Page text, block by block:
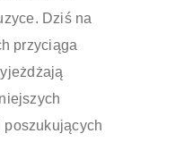
Dziś na
przyciąga
poszukujących